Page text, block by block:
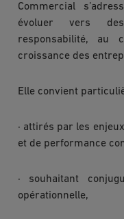
Commercial
évoluer vers
responsabilité,
croissance des
Elle convient
· attirés par les
et de performance
· souhaitant
opérationnelle,